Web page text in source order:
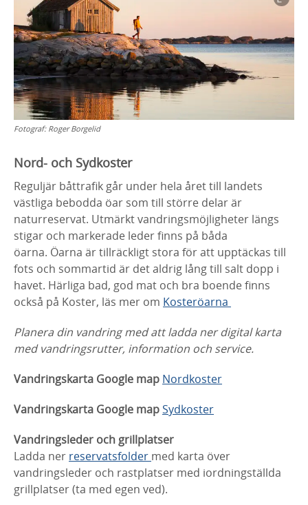
Fotograf: Roger Borgelid
Nord- och Sydkoster
Reguljär båttrafik går under hela året till landets
västliga bebodda öar som till större delar är
naturreservat. Utmärkt vandringsmöjligheter längs
stigar och markerade leder finns på båda
öarna. Öarna är tillräckligt stora för att upptäckas till
fots och sommartid är det aldrig lång till salt dopp i
havet. Härliga bad, god mat och bra boende finns
också på Koster, läs mer om Kosteröarna
Planera din vandring med att ladda ner digital karta
med vandringsrutter, information och service.
Vandringskarta Google map Nordkoster
Vandringskarta Google mapSydkoster
Vandringsleder och grillplatser
Ladda ner reservatsfolder med karta över
vandringsleder och rastplatser med iordningställda
grillplatser (ta med egen ved).